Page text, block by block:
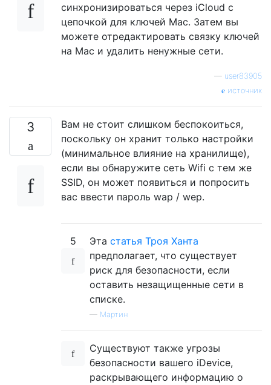
синхронизироваться через iCloud с
цепочкой для ключей Mac. Затем вы
можете отредактировать связку ключей
на Mac и удалить ненужные сети.
user83905
источник
3
Вам не стоит слишком беспокоиться,
поскольку он хранит только настройки
(минимальное влияние на хранилище),
если вы обнаружите сеть Wifi с тем же
SSID, он может появиться и попросить
вас ввести пароль wap / wep.
5 Эта статья Троя Ханта
предполагает, что существует
риск для безопасности, если
оставить незащищенные сети в
списке.
— Мартин
Существуют также угрозы
безопасности вашего iDevice,
раскрывающего информацию о